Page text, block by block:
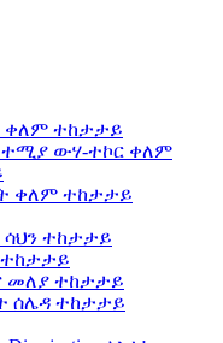
ቀለም ተከታታይ
ውሃ-ተኮር ቀለም
ቀለም ተከታታይ
ተከታታይ
መለያ ተከታታይ
ሰሌዳ ተከታታይ